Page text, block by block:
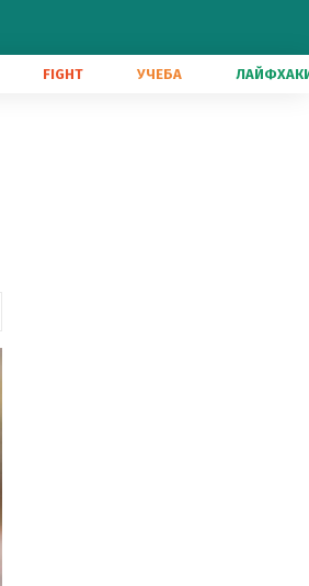
FIGHT УЧЕБА